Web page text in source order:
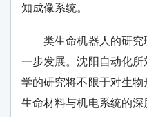
知成像系统。
类生命机器人的研
一步发展。沈阳自动化所
学的研究将不限于对生
生命材料与机电系统的